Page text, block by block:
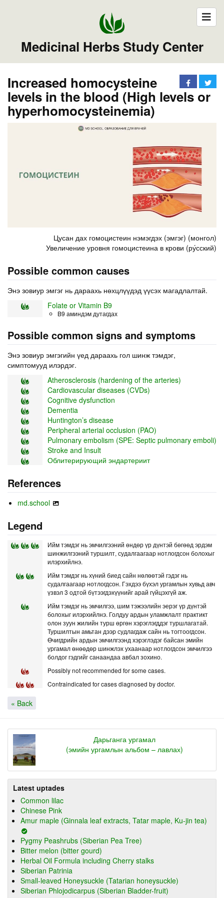
Medicinal Herbs Study Center
Increased homocysteine
levels in the blood (High levels or
hyperhomocysteinemia)
Цусан дах гомоцистеин нэмэгдэх (эмгэг) (монгол)
Увеличение уровня гомоцистеина в крови (ру́сский)
Possible common causes
Энэ зовиур эмгэг нь дараахь нөхцлүүдэд үүсэх магадлалтай.
Folate or Vitamin B9
B9 аминдэм дутагдах
Possible common signs and symptoms
Энэ зовиур эмгэгийн үед дараахь гол шинж тэмдэг,
симптомууд илэрдэг.
Atherosclerosis (hardening of the arteries)
Cardiovascular diseases (CVDs)
Cognitive dysfunction
Dementia
Huntington’s disease
Peripheral arterial occlusion (PAO)
Pulmonary embolism (SPE: Septic pulmonary emboli)
Stroke and Insult
Облитерирующий эндартериит
References
md.school
Legend
Ийм тэмдэг нь эмчилгээний өндөр үр дүнтэй бөгөөд эрдэм
шинжилгээний туршилт, судалгаагаар нотлогдсон болохыг
илэрхийлнэ.
Ийм тэмдэг нь хүний биед сайн нөлөөтэй гэдэг нь
судалгаагаар нотлогдсон. Гэхдээ бүхэл ургамлын хувьд авч
үзвэл 3 одтой бүтээгдэхүүнийг арай гүйцэхгүй аж.
Ийм тэмдэг нь эмчилгээ, шим тэжээлийн эерэг үр дүнтэй
болохыг илэрхийлнэ. Голдуу ардын уламжлалт практикт
олон зуун жилийн турш өргөн хэрэглэгддэг туршлагатай.
Туршилтын амьтан дээр судлагдаж сайн нь тогтоогдсон.
Өчигдрийн ардын эмчилгээнд хэрэглэдэг байсан эмийн
ургамал өнөөдөр шинжлэх ухаанаар нотлогдсон эмчилгээ
болдог гэдгийг санаандаа авбал зохино.
Possibly not recommended for some cases.
Contraindicated for cases diagnosed by doctor.
« Back
Дарьганга ургамал
(эмийн ургамлын альбом – лавлах)
Latest uptades
Common lilac
Chinese Pink
Amur maple (Ginnala leaf extracts, Tatar maple, Ku-jin tea)
Pygmy Peashrubs (Siberian Pea Tree)
Bitter melon (bitter gourd)
Herbal Oil Formula including Cherry stalks
Siberian Patrinia
Small-leaved Honeysuckle (Tatarian honeysuckle)
Siberian Phlojodicarpus (Siberian Bladder-fruit)